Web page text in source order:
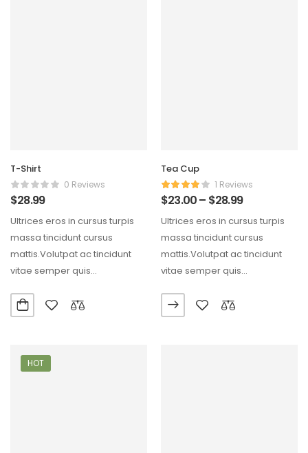
T-Shirt
0 Reviews
$28.99
Ultrices eros in cursus turpis
massa tincidunt cursus
mattis.Volutpat ac tincidunt
vitae semper quis
maecenas ultricies mi…
Tea Cup
1 Reviews
$23.00– $28.99
Ultrices eros in cursus turpis
massa tincidunt cursus
mattis.Volutpat ac tincidunt
vitae semper quis
maecenas ultricies mi…
HOT